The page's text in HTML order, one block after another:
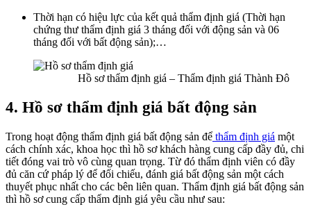
Thời hạn có hiệu lực của kết quả thẩm định giá (Thời hạn
chứng thư thẩm định giá 3 tháng đối với động sản và 06
tháng đối với bất động sản);…
Hồ sơ thẩm định giá – Thẩm định giá Thành Đô
4. Hồ sơ thẩm định giá bất động sản
Trong hoạt động thẩm định giá bất động sản để thẩm định giá một
cách chính xác, khoa học thì hồ sơ khách hàng cung cấp đầy đủ, chi
tiết đóng vai trò vô cùng quan trọng. Từ đó thẩm định viên có đầy
đủ căn cứ pháp lý để đối chiếu, đánh giá bất động sản một cách
thuyết phục nhất cho các bên liên quan. Thẩm định giá bất động sản
thì hồ sơ cung cấp thẩm định giá yêu cầu như sau: